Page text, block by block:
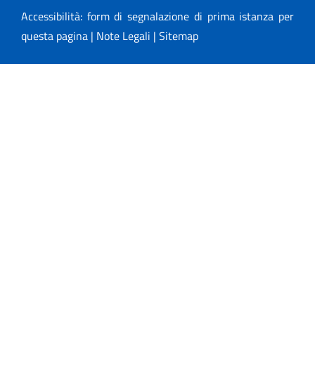
Accessibilità: form di segnalazione di prima istanza per
questa pagina | Note Legali | Sitemap